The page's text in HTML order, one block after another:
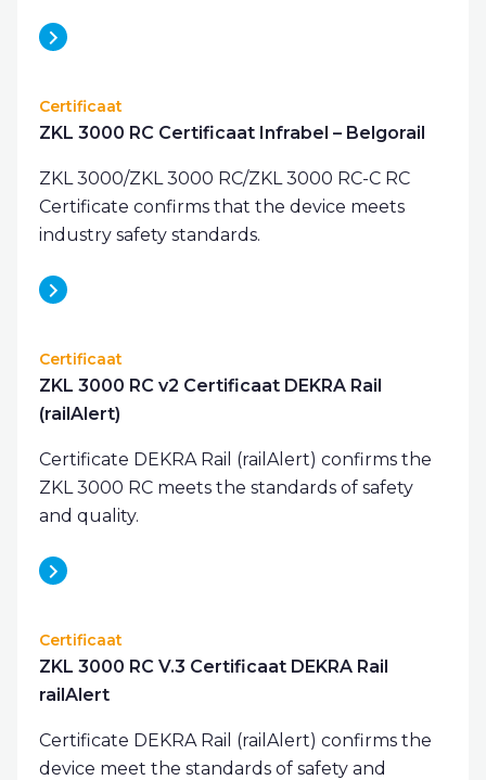
Certificaat
ZKL 3000 RC Certificaat Infrabel – Belgorail
ZKL 3000/ZKL 3000 RC/ZKL 3000 RC-C RC
Certificate confirms that the device meets
industry safety standards.
Certificaat
ZKL 3000 RC v2 Certificaat DEKRA Rail
(railAlert)
Certificate DEKRA Rail (railAlert) confirms the
ZKL 3000 RC meets the standards of safety
and quality.
Certificaat
ZKL 3000 RC V.3 Certificaat DEKRA Rail
railAlert
Certificate DEKRA Rail (railAlert) confirms the
device meet the standards of safety and